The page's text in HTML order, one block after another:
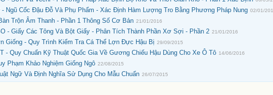
- Ngũ Cốc Đậu Đỗ Và Phụ Phẩm - Xác Định Hàm Lượng Tro Bằng Phương Pháp Nung 02/01/
Trộn Âm Thanh - Phần 1 Thông Số Cơ Bản 21/01/2016
- Giấy Các Tông Và Bột Giấy - Phân Tích Thành Phần Xơ Sợi - Phần 2 21/01/2016
Giống - Quy Trình Kiểm Tra Cá Thể Lợn Đực Hậu Bị 29/09/2015
- Quy Chuẩn Kỹ Thuật Quốc Gia Về Gương Chiếu Hậu Dùng Cho Xe Ô Tô 14/06/2016
Phạm Khảo Nghiệm Giống Ngô 22/08/2015
Ngữ Và Định Nghĩa Sử Dụng Cho Mẫu Chuẩn 26/07/2015